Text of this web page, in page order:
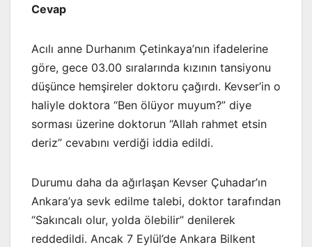
Cevap
Acılı anne Durhanım Çetinkaya’nın ifadelerine
göre, gece 03.00 sıralarında kızının tansiyonu
düşünce hemşireler doktoru çağırdı. Kevser’in o
haliyle doktora “Ben ölüyor muyum?” diye
sorması üzerine doktorun “Allah rahmet etsin
deriz” cevabını verdiği iddia edildi.
Durumu daha da ağırlaşan Kevser Çuhadar’ın
Ankara’ya sevk edilme talebi, doktor tarafından
“Sakıncalı olur, yolda ölebilir” denilerek
reddedildi. Ancak 7 Eylül’de Ankara Bilkent